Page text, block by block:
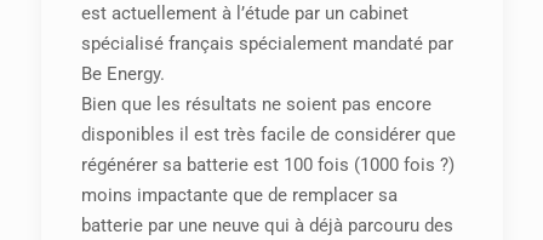
est actuellement à l’étude par un cabinet
spécialisé français spécialement mandaté par
Be Energy.
Bien que les résultats ne soient pas encore
disponibles il est très facile de considérer que
régénérer sa batterie est 100 fois (1000 fois ?)
moins impactante que de remplacer sa
batterie par une neuve qui à déjà parcouru des